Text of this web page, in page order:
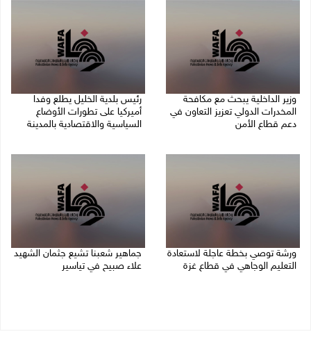
وزير الداخلية يبحث مع مكافحة
المخدرات الدولي تعزيز التعاون في
دعم قطاع الأمن
رئيس بلدية الخليل يطلع وفدا
أميركيا على تطورات الأوضاع
السياسية والاقتصادية بالمدينة
ورشة توصي بخطة عاجلة لاستعادة
التعليم الوجاهي في قطاع غزة
جماهير شعبنا تشيع جثمان الشهيد
علاء صبيح في تياسير